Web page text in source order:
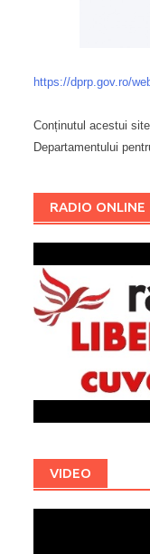
https://dprp.gov.ro/
Conținutul acestui
Departamentului
RADIO ONLINE
VIDEO